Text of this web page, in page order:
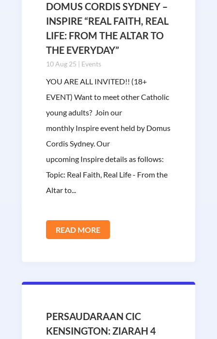
DOMUS CORDIS SYDNEY –
INSPIRE “REAL FAITH, REAL
LIFE: FROM THE ALTAR TO
THE EVERYDAY”
10 Aug 25 | Events
YOU ARE ALL INVITED!! (18+
EVENT) Want to meet other Catholic
young adults? Join our
monthly Inspire event held by Domus
Cordis Sydney. Our
upcoming Inspire details as follows:
Topic: Real Faith, Real Life - From the
Altar to...
READ MORE
PERSAUDARAAN CIC
KENSINGTON: ZIARAH 4